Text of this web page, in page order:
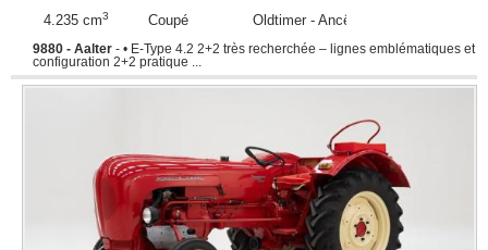
4.235 cm3 Coupé Oldtimer - Ancêtre
9880 - Aalter - • E-Type 4.2 2+2 très recherchée – lignes emblématiques et
configuration 2+2 pratique ...